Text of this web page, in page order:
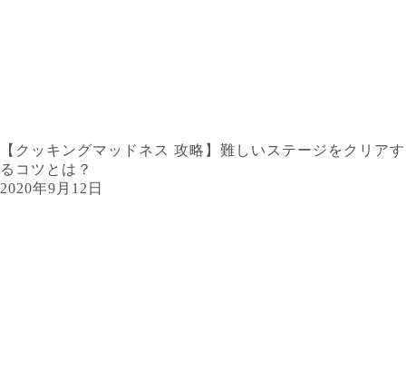
【クッキングマッドネス 攻略】難しいステージをクリアす
るコツとは？
2020年9月12日